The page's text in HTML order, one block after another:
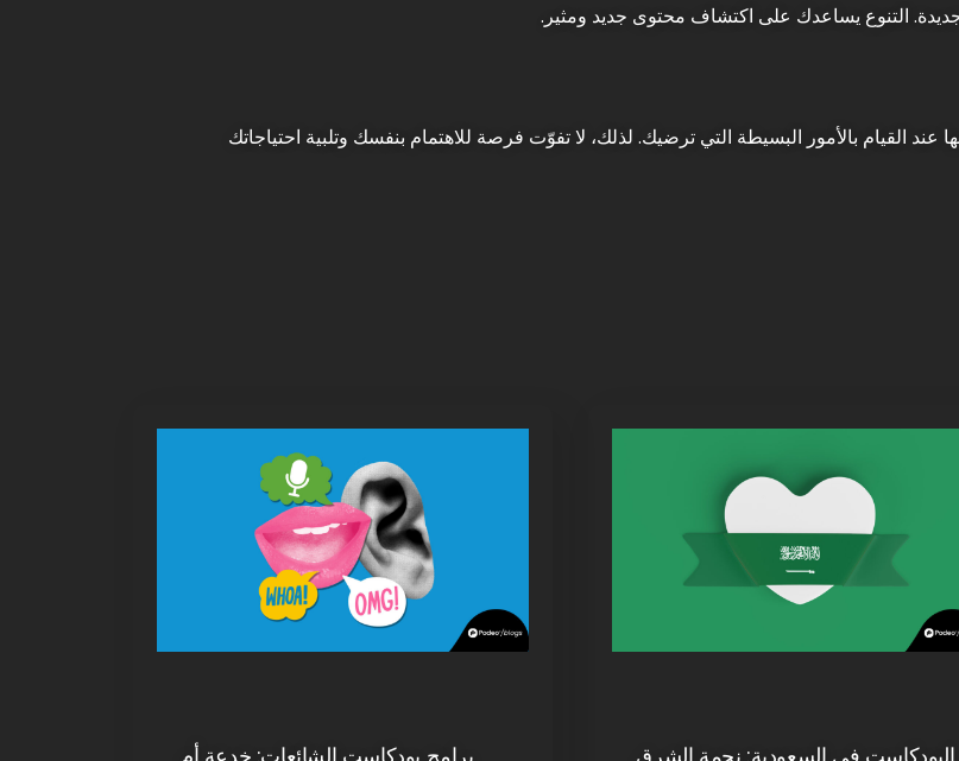
التنوع يساعدك على اكتشاف محتوى جديد ومثير.
عند القيام بالأمور البسيطة التي ترضيك. لذلك، لا تفوّت فرصة للاهتمام بنفسك وتلبية احتياجاتك